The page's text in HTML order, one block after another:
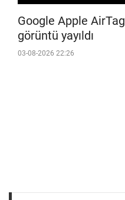
Google Apple
görüntü yayıldı
03-08-2026 22:26